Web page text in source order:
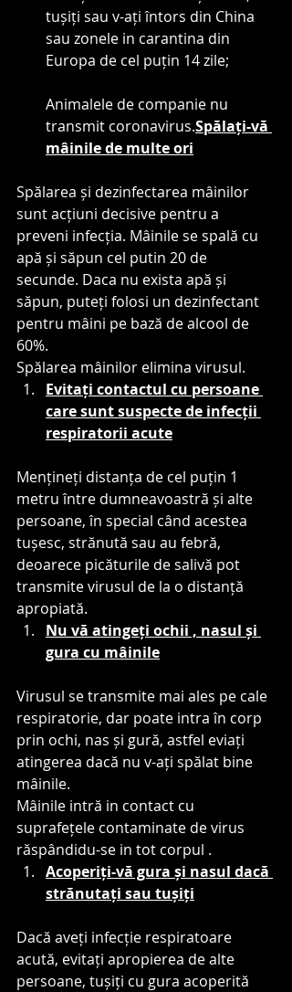
tușiți sau v-ați întors din China
sau zonele in carantina din
Europa de cel puțin 14 zile;
Animalele de companie nu
transmit coronavirus.Spălați-vă
mâinile de multe ori
Spălarea și dezinfectarea mâinilor
sunt acțiuni decisive pentru a
preveni infecția. Mâinile se spală cu
apă și săpun cel putin 20 de
secunde. Daca nu exista apă și
săpun, puteți folosi un dezinfectant
pentru mâini pe bază de alcool de
60%.
Spălarea mâinilor elimina virusul.
Evitați contactul cu persoane
care sunt suspecte de infecții
respiratorii acute
Mențineți distanța de cel puțin 1
metru între dumneavoastră și alte
persoane, în special când acestea
tușesc, strănută sau au febră,
deoarece picăturile de salivă pot
transmite virusul de la o distanță
apropiată.
Nu vă atingeți ochii , nasul și
gura cu mâinile
Virusul se transmite mai ales pe cale
respiratorie, dar poate intra în corp
prin ochi, nas și gură, astfel eviați
atingerea dacă nu v-ați spălat bine
mâinile.
Mâinile intră in contact cu
suprafețele contaminate de virus
răspândidu-se in tot corpul .
Acoperiți-vă gura și nasul dacă
strănutați sau tușiți
Dacă aveți infecție respiratoare
acută, evitați apropierea de alte
persoane, tușiți cu gura acoperită